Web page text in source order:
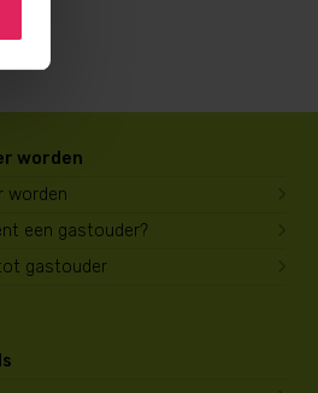
worden
worden
een gastouder?
gastouder